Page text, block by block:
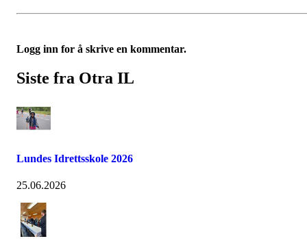
Logg inn for å skrive en kommentar.
Siste fra Otra IL
Lundes Idrettsskole 2026
25.06.2026